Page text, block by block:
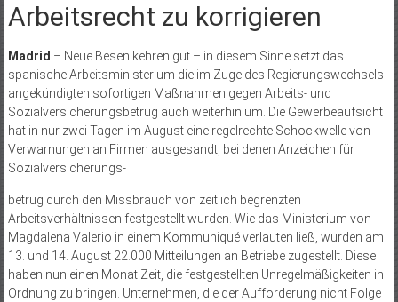
Arbeitsrecht zu korrigieren
Madrid – Neue Besen kehren gut – in diesem Sinne setzt das
spanische Arbeitsministerium die im Zuge des Regierungswechsels
angekündigten sofortigen Maßnahmen gegen Arbeits- und
Sozialversicherungs­betrug auch weiterhin um. Die Gewerbeaufsicht
hat in nur zwei Tagen im August eine regelrechte Schockwelle von
Verwarnungen an Firmen ausgesandt, bei denen Anzeichen für
Sozialversicherungs-
betrug durch den Missbrauch von zeitlich begrenzten
Arbeitsverhältnissen festgestellt wurden. Wie das Ministerium von
Magdalena Valerio in einem Kommuniqué verlauten ließ, wurden am
13. und 14. August 22.000 Mitteilungen an Betriebe zugestellt. Diese
haben nun einen Monat Zeit, die festgestellten Unregelmäßigkeiten in
Ordnung zu bringen. Unternehmen, die der Aufforderung nicht Folge